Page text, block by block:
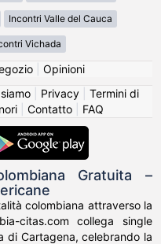
Incontri Valle del Cauca
Vichada
| Opinioni
| Privacy| Termini di
| Contatto| FAQ
Gratuita –
colombiana attraverso la
citas.com collega single
di Cartagena, celebrando la